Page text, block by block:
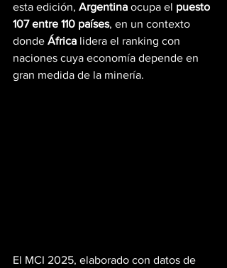
esta edición, Argentina ocupa el puesto
107 entre 110 países, en un contexto
donde África lidera el ranking con
naciones cuya economía depende en
gran medida de la minería.
El MCI 2025, elaborado con datos de